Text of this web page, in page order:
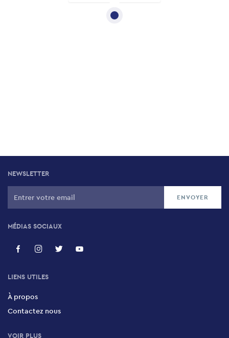
NEWSLETTER
MÉDIAS SOCIAUX
LIENS UTILES
À propos
Contactez nous
VOIR PLUS